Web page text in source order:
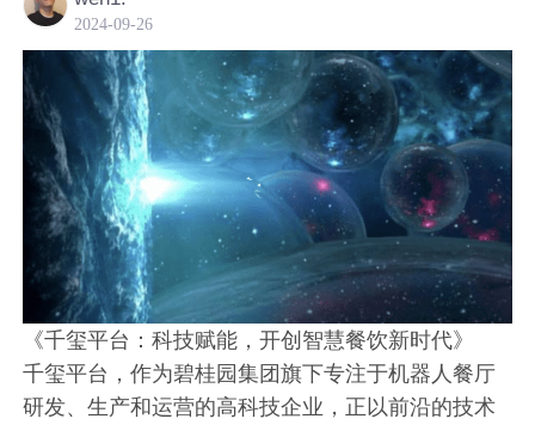
2024-09-26
《千玺平台：科技赋能，开创智慧餐饮新时代》
千玺平台，作为碧桂园集团旗下专注于机器人餐厅
研发、生产和运营的高科技企业，正以前沿的技术